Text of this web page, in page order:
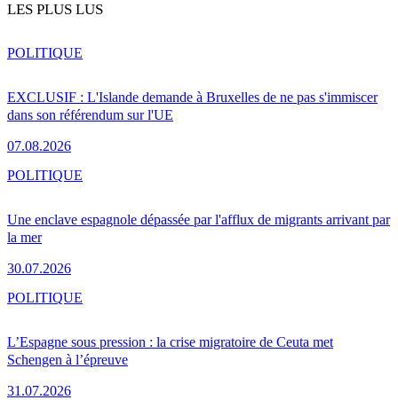
LES PLUS LUS
EXCLUSIF : L'Islande demande à Bruxelles de ne pas s'immiscer
dans son référendum sur l'UE
07.08.2026
POLITIQUE
Une enclave espagnole dépassée par l'afflux de migrants arrivant par
la mer
30.07.2026
POLITIQUE
L’Espagne sous pression : la crise migratoire de Ceuta met
Schengen à l’épreuve
31.07.2026
POLITIQUE